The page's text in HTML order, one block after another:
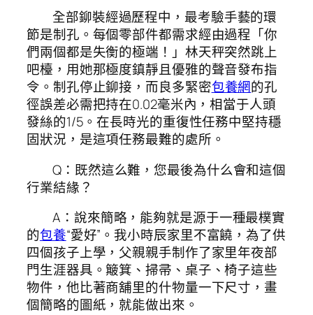
全部鉚裝經過歷程中，最考驗手藝的環
節是制孔。每個零部件都需求經由過程「你
們兩個都是失衡的極端！」林天秤突然跳上
吧檯，用她那極度鎮靜且優雅的聲音發布指
令。制孔停止鉚接，而良多緊密包養網的孔
徑誤差必需把持在0.02毫米內，相當于人頭
發絲的1/5。在長時光的重復性任務中堅持穩
固狀況，是這項任務最難的處所。
Q：既然這么難，您最後為什么會和這個
行業結緣？
A：說來簡略，能夠就是源于一種最樸實
的包養“愛好”。我小時辰家里不富饒，為了供
四個孩子上學，父親親手制作了家里年夜部
門生涯器具。簸箕、掃帚、桌子、椅子這些
物件，他比著商舖里的什物量一下尺寸，畫
個簡略的圖紙，就能做出來。